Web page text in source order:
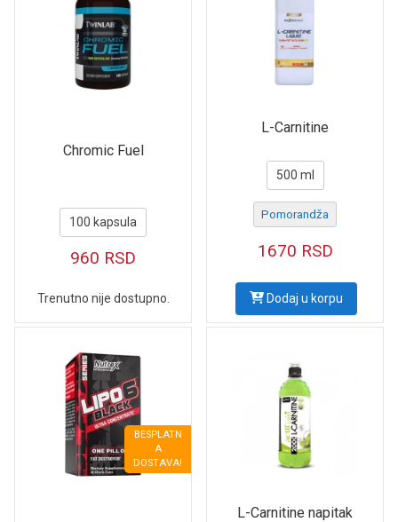
Chromic Fuel
100 kapsula
960 RSD
Trenutno nije dostupno.
L-Carnitine
500 ml
Pomorandža
1670 RSD
Dodaj u korpu
BESPLATN
A
DOSTAVA!
L-Carnitine napitak